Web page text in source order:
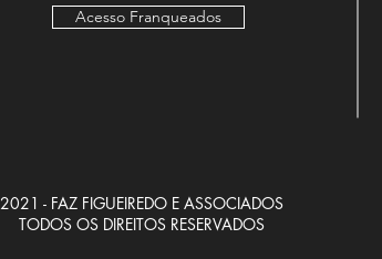
Acesso Franqueados
2021 - FAZ FIGUEIREDO E ASSOCIADOS
TODOS OS DIREITOS RESERVADOS